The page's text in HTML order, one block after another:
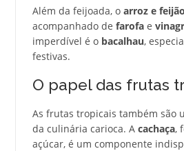
Além da feijoada, o arroz e feijão
acompanhado de farofae
imperdível é o bacalhau,
festivas.
O papel das frutas
As frutas tropicais também são
da culinária carioca. A cachaça,
açúcar, é um componente